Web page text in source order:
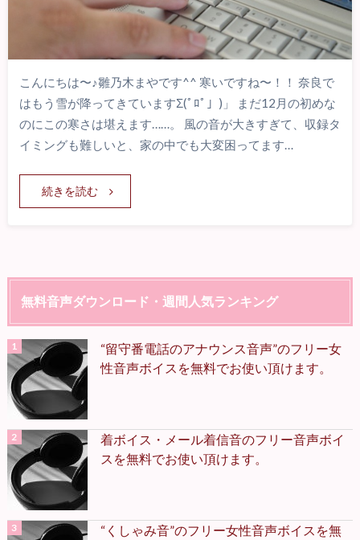
こんにちは〜♪雛乃木まやです^^ 寒いですね〜！！ 奈良で
はもう雪が降ってきていますΣ(ﾟﾛﾟ」)」 まだ12月の初めな
のにこの寒さは堪えます……。 風の音が大きすぎて、収録タ
イミングも難しいと、家の中でも大変困ってます…
続きを読む
無料音声ダウンロード・週間人気ランキング
“留守番電話のアナウンス音声”のフリー女
性音声ボイスを無料でお使い頂けます。
着ボイス・メール着信音のフリー音声ボイ
スを無料でお使い頂けます。
“くしゃみ音”のフリー女性音声ボイスを無